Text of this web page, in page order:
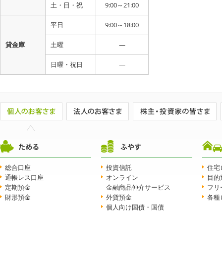
土・日・祝 9:00～21:00
貸金庫
平日 9:00～18:00
土曜 ―
日曜・祝日 ―
総合口座
通帳レス口座
定期預金
財形預金
投資信託
オンライン
金融商品仲介サービス
外貨預金
個人向け国債・国債
住宅
目的
フ
各種